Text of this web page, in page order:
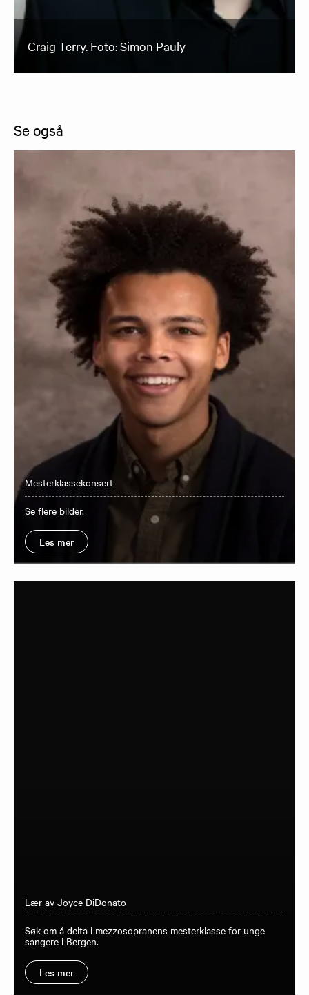
Craig Terry. Foto: Simon Pauly
Se også
Mesterklassekonsert
Se flere bilder.
Les mer
Lær av Joyce DiDonato
Søk om å delta i mezzosopranens mesterklasse for unge
sangere i Bergen.
Les mer